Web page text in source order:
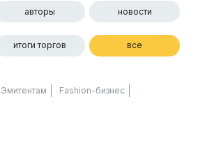
авторы новости
итоги торгов все
Эмитентам Fashion-бизнес